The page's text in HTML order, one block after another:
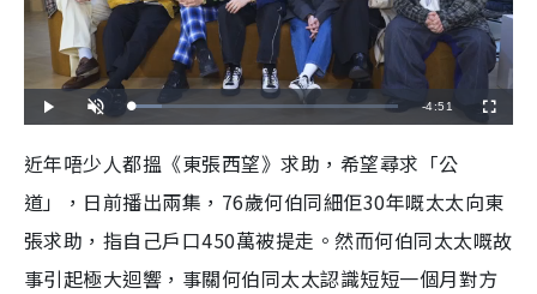
l
n
t
e
L
o
e
d
1
1
1
3
R
a
i
n
-4:51
u
e
e
近年唔少人都搵《東張西望》求助，希望尋求「公
道」，日前播出兩集，76歲何伯同細佢30年嘅太太向東
張求助，指自己戶口450萬被提走。然而何伯同太太嘅故
事引起極大迴響，事關何伯同太太認識短短一個月對方